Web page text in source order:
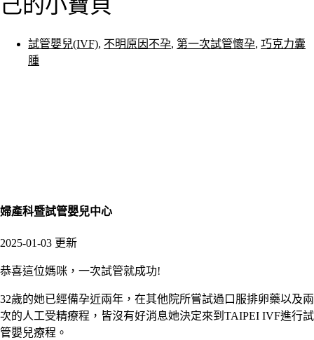
己的小寶貝
試管嬰兒(IVF), 不明原因不孕, 第一次試管懷孕, 巧克力囊
腫
婦產科暨試管嬰兒中心
2025-01-03 更新
恭喜這位媽咪，一次試管就成功!
32歲的她已經備孕近兩年，在其他院所嘗試過口服排卵藥以及兩
次的人工受精療程，皆沒有好消息她決定來到 TAIPEI IVF進行試
管嬰兒療程。